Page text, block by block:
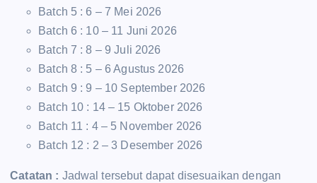
Batch 5 : 6 – 7 Mei 2026
Batch 6 : 10 – 11 Juni 2026
Batch 7 : 8 – 9 Juli 2026
Batch 8 : 5 – 6 Agustus 2026
Batch 9 : 9 – 10 September 2026
Batch 10 : 14 – 15 Oktober 2026
Batch 11 : 4 – 5 November 2026
Batch 12 : 2 – 3 Desember 2026
Catatan : Jadwal tersebut dapat disesuaikan dengan